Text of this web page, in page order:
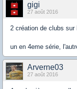
gigi
27 août 2016
2 création de clubs sur
un en 4eme série,
Arverne03
27 août 2016